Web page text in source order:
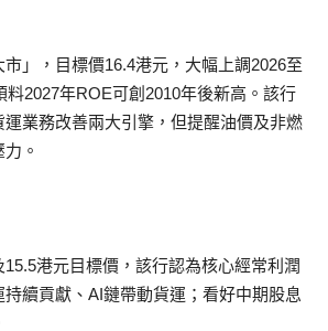
」，目標價16.4港元，大幅上調2026至
料2027年ROE可創2010年後新高。該行
業務改善兩大引擎，但提醒油價及非燃
。
港元目標價，該行認為核心經常利潤
續貢獻、AI鏈帶動貨運；看好中期股息